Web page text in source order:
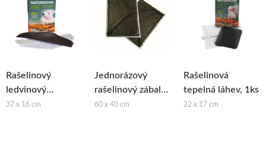
Rašelinový
ledvinový
polštářek, 1ks
37 x 16 cm
Jednorázový
rašelinový zábal
Klasik III, 10ks
60 x 40 cm
Rašelinová
tepelná láhev, 1ks
22 x 17 cm